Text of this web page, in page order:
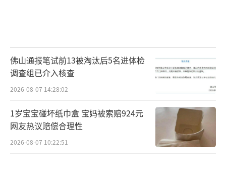
佛山通报笔试前13被淘汰后5名进体检
调查组已介入核查
2026-08-07 14:28:02
1岁宝宝碰坏纸巾盒 宝妈被索赔924元
网友热议赔偿合理性
2026-08-07 10:22:51